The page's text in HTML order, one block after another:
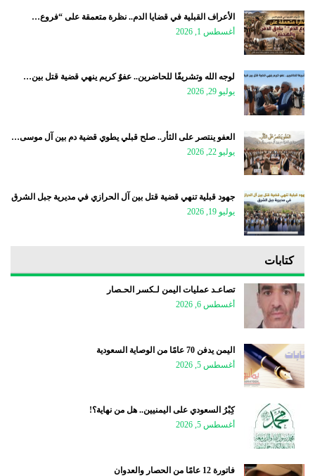
الأعراف القبلية في قضايا الدم.. نظرة متعمقة على “فروع…
أغسطس 1, 2026
لوجه الله وتشريفًا للحاضرين.. عفوٌ كريم ينهي قضية قتل بين…
يوليو 29, 2026
العفو ينتصر على الثأر.. صلح قبلي يطوي قضية دم بين آل موسى…
يوليو 22, 2026
جهود قبلية تنهي قضية قتل بين آل الحرازي في مديرية جبل الشرق
يوليو 19, 2026
كتابات
تصاعـد عمليات اليمن لـكسر الحـصار
أغسطس 6, 2026
اليمن يدفن 70 عامًا من الوصاية السعودية
أغسطس 5, 2026
كِبْرُ السعودي على اليمنيين.. هل من نهاية؟!
أغسطس 5, 2026
فاتورة 12 عامًا من الحصار والعدوان